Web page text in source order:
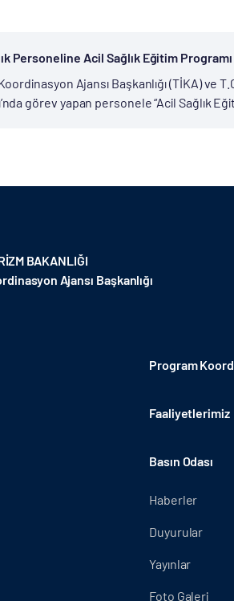
Personeline Acil Sağlık Eğitim Programı
Ajansı Başkanlığı (TİKA) ve
görev yapan personele “Acil Sağlık
BAKANLIĞI
Ajansı Başkanlığı
Program
Faaliyetlerimiz
Basın Odası
Haberler
Duyurular
Yayınlar
Foto Galeri